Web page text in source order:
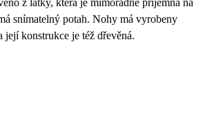
snímatelný potah. Nohy má vyrobeny
její konstrukce je též dřevěná.